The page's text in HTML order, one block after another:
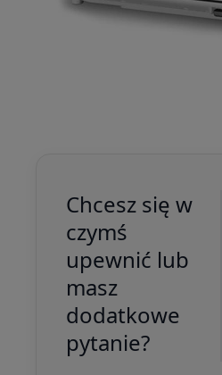
Chcesz się w
czymś
upewnić lub
masz
dodatkowe
pytanie?